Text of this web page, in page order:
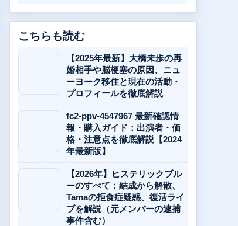
こちらも読む
【2025年最新】大橋未歩の再
婚相手や脳梗塞の原因、ニュ
ーヨーク移住と現在の活動・
プロフィールを徹底解説
fc2-ppv-4547967 最新確認情
報・購入ガイド：出演者・価
格・注意点を徹底解説【2024
年最新版】
【2026年】ヒステリックブル
ーのすべて：結成から解散、
Tamaの拒食症疑惑、復活ライ
ブを解説（元メンバーの逮捕
事件含む）